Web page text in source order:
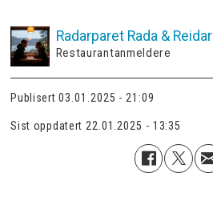
Radarparet Rada & Reidar
Restaurantanmeldere
Publisert 03.01.2025 - 21:09
Sist oppdatert 22.01.2025 - 13:35